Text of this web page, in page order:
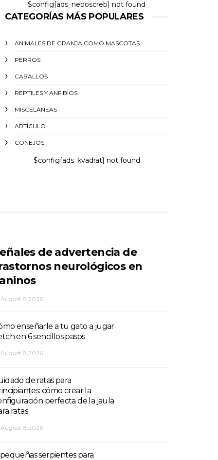
$config[ads_neboscreb] not found
CATEGORÍAS MÁS POPULARES
ANIMALES DE GRANJA COMO MASCOTAS
PERROS
CABALLOS
REPTILES Y ANFIBIOS
MISCELÁNEAS
ARTÍCULO
CONEJOS
$config[ads_kvadrat] not found
de advertencia de
neurológicos en
August 8,2026
enseñarle a tu gato a jugar
en 6 sencillos pasos
August 8,2026
de ratas para
cómo crear la
perfecta de la jaula
ratas
August 8,2026
serpientes para